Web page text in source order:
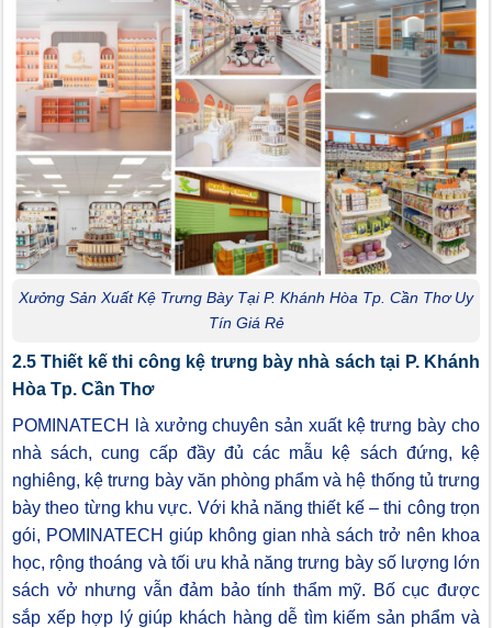
Xưởng Sản Xuất Kệ Trưng Bày Tại P. Khánh Hòa Tp. Cần Thơ Uy
Tín Giá Rẻ
2.5 Thiết kế thi công kệ trưng bày nhà sách tại P. Khánh
Hòa Tp. Cần Thơ
POMINATECH là xưởng chuyên sản xuất kệ trưng bày cho
nhà sách, cung cấp đầy đủ các mẫu kệ sách đứng, kệ
nghiêng, kệ trưng bày văn phòng phẩm và hệ thống tủ trưng
bày theo từng khu vực. Với khả năng thiết kế – thi công trọn
gói, POMINATECH giúp không gian nhà sách trở nên khoa
học, rộng thoáng và tối ưu khả năng trưng bày số lượng lớn
sách vở nhưng vẫn đảm bảo tính thẩm mỹ. Bố cục được
sắp xếp hợp lý giúp khách hàng dễ tìm kiếm sản phẩm và